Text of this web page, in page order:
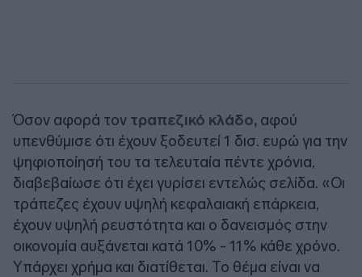
Όσον αφορά τον τραπεζικό κλάδο, αφού
υπενθύμισε ότι έχουν ξοδευτεί 1 δισ. ευρώ για την
ψηφιοποίησή του τα τελευταία πέντε χρόνια,
διαβεβαίωσε ότι έχει γυρίσει εντελώς σελίδα. «Οι
τράπεζες έχουν υψηλή κεφαλαιακή επάρκεια,
έχουν υψηλή ρευστότητα και ο δανεισμός στην
οικονομία αυξάνεται κατά 10% - 11% κάθε χρόνο.
Υπάρχει χρήμα και διατίθεται. Το θέμα είναι να